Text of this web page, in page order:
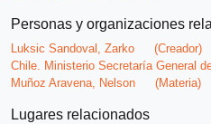
Personas y organizaciones
Luksic Sandoval, Zarko
(Creador)
Chile. Ministerio Secretaría General
Muñoz Aravena, Nelson
(Materia)
Lugares relacionados